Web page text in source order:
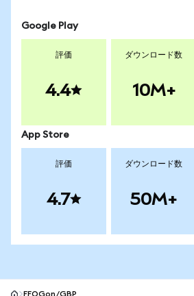
Google Play
評価
4.4
ダウンロード数
10M+
App Store
評価
4.7
ダウンロード数
50M+
FFOGon/GBP